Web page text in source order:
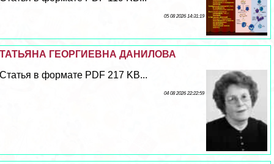
05 08 2026 14:31:19
ТАТЬЯНА ГЕОРГИЕВНА ДАНИЛОВА
Статья в формате PDF 217 KB...
04 08 2026 22:22:59